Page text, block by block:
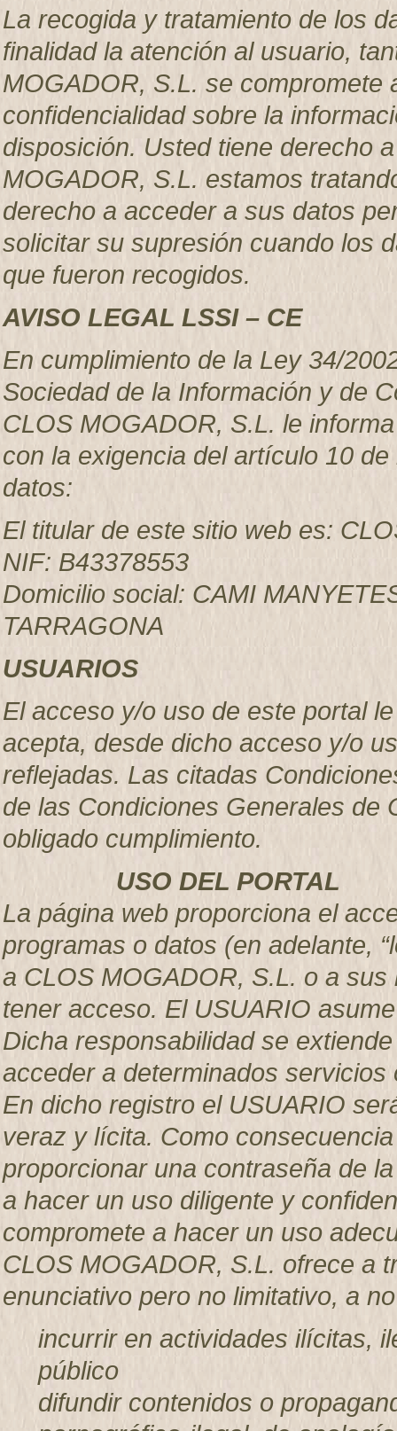
La recogida y tratamiento de los
finalidad la atención al usuario,
MOGADOR, S.L. se
confidencialidad sobre la
disposición. Usted tiene derecho
MOGADOR, S.L. estamos
derecho a acceder a sus datos
solicitar su supresión cuando los
que fueron recogidos.
AVISO LEGAL LSSI – CE
En cumplimiento de la Ley 34/
Sociedad de la Información y de
CLOS MOGADOR, S.L. le
con la exigencia del artículo 10
datos:
El titular de este sitio web es:
NIF: B43378553
Domicilio social: CAMI
TARRAGONA
USUARIOS
El acceso y/o uso de este portal
acepta, desde dicho acceso y/o
reflejadas. Las citadas
de las Condiciones Generales de
obligado cumplimiento.
USO DEL PORTAL
La página web proporciona el
programas o datos (en adelante,
a CLOS MOGADOR, S.L. o a
tener acceso. El USUARIO
Dicha responsabilidad se
acceder a determinados servicios
En dicho registro el USUARIO
veraz y lícita. Como
proporcionar una contraseña de
a hacer un uso diligente y
compromete a hacer un uso
CLOS MOGADOR, S.L. ofrece a
enunciativo pero no limitativo, a
incurrir en actividades ilícitas,
público
difundir contenidos o